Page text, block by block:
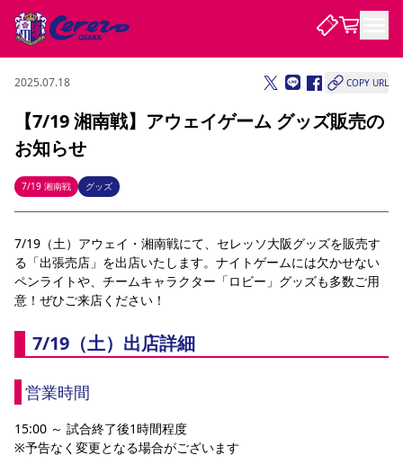
試合・チーム
試合について
試合日程 / 結果 順位表
チームについて
選手・スタッフ スケジュール メディア情報 アクセス
レディース
アカデミー
ハナサカプレーヤー 歴代所属選手
観戦する
チケット
チケット情報 販売スケジュール 価格・席種 購入方法
シーズンシート
法人シーズンシート 福祉サービス 団体チケット
特定興行入場券
譲渡サービス リセールサービス
観戦ガイド
初めて観戦ガイド キッズ向けサービス
観戦マナー&ルール
ビジターサポーター観戦ガイド
スタジアム
DAZNで観戦
クラブを知る
セレッソ大阪について
クラブ紹介 沿革 シーズン記録
サポートする
セレッソアイデアちょうだいな
Lise（ライセンスビジネス）
サステナビリティ
ファンクラブ
ファンクラブ
ニュース
すべて チーム グッズ チケット
ホームタウン
パートナー スポーツクラブ
レディース
アカデミー
2025.07.18 COPY URL
【7/19 湘南戦】アウェイゲーム グッズ販売の
お知らせ
7/19 湘南戦 グッズ
7/19（土）アウェイ・湘南戦にて、セレッソ大阪グッズを販売す
る「出張売店」を出店いたします。ナイトゲームには欠かせない
ペンライトや、チームキャラクター「ロビー」グッズも多数ご用
意！ぜひご来店ください！
7/19（土）出店詳細
営業時間
15:00 ～ 試合終了後1時間程度
※予告なく変更となる場合がございます